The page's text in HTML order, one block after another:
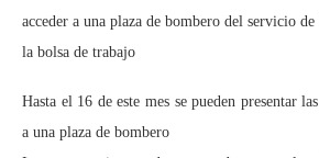
acceder a una plaza de bombero del servicio
la bolsa de trabajo
Hasta el 16 de este mes se pueden presentar
a una plaza de bombero